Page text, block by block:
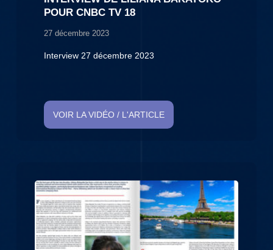
POUR CNBC TV 18
27 décembre 2023
Interview 27 décembre 2023
VOIR LA VIDÉO / L'ARTICLE